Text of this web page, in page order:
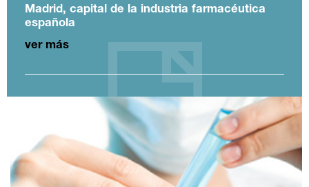
Madrid, capital de la industria farmacéutica
española
ver más